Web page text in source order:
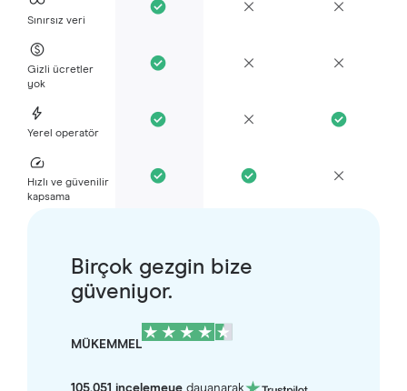
Sınırsız veri
Gizli ücretler
yok
Yerel operatör
Hızlı ve güvenilir
kapsama
Birçok gezgin bize
güveniyor.
MÜKEMMEL
105.051 incelemeyedayanarak